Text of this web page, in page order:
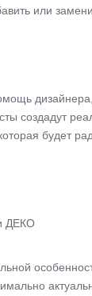
или
создадут
будет
ДЕКО